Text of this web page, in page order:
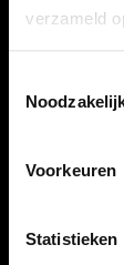
verzameld
Voorkeuren
Statistieken